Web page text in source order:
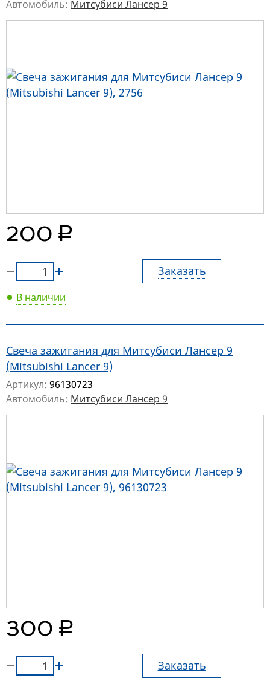
Автомобиль: Митсубиси Лансер 9
200 руб.
Заказать
В наличии
Свеча зажигания для Митсубиси Лансер 9
(Mitsubishi Lancer 9)
Артикул: 96130723
Автомобиль: Митсубиси Лансер 9
300 руб.
Заказать